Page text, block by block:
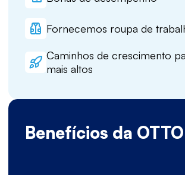
Fornecemos roupa de
Caminhos de crescimento
mais altos
Benefícios da OTTO